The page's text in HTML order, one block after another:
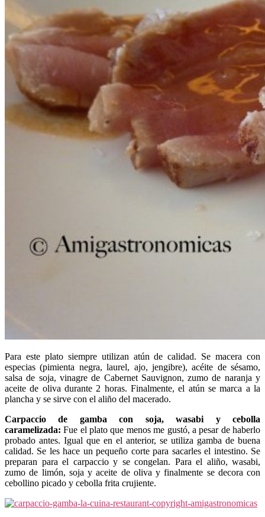
Para este plato siempre utilizan atún de calidad. Se macera con
especias (pimienta negra, laurel, ajo, jengibre), acéite de sésamo,
salsa de soja, vinagre de Cabernet Sauvignon, zumo de naranja y
aceite de oliva durante 2 horas. Finalmente, el atún se marca a la
plancha y se sirve con el aliño del macerado.
Carpaccio de gamba con soja, wasabi y cebolla
caramelizada: Fue el plato que menos me gustó, a pesar de haberlo
probado antes. Igual que en el anterior, se utiliza gamba de buena
calidad. Se les hace un pequeño corte para sacarles el intestino. Se
preparan para el carpaccio y se congelan. Para el aliño, wasabi,
zumo de limón, soja y aceite de oliva y finalmente se decora con
cebollino picado y cebolla frita crujiente.